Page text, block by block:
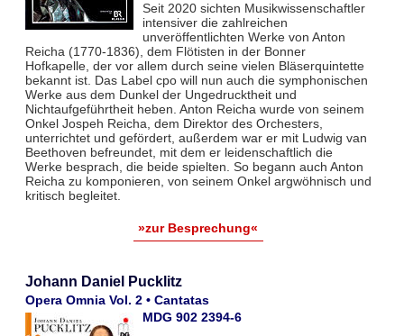
Seit 2020 sichten Musikwissenschaftler
intensiver die zahlreichen
unveröffentlichten Werke von Anton
Reicha (1770-1836), dem Flötisten in der Bonner
Hofkapelle, der vor allem durch seine vielen Bläserquintette
bekannt ist. Das Label cpo will nun auch die symphonischen
Werke aus dem Dunkel der Ungedrucktheit und
Nichtaufgeführtheit heben. Anton Reicha wurde von seinem
Onkel Jospeh Reicha, dem Direktor des Orchesters,
unterrichtet und gefördert, außerdem war er mit Ludwig van
Beethoven befreundet, mit dem er leidenschaftlich die
Werke besprach, die beide spielten. So begann auch Anton
Reicha zu komponieren, von seinem Onkel argwöhnisch und
kritisch begleitet.
»zur Besprechung«
Johann Daniel Pucklitz
Opera Omnia Vol. 2 • Cantatas
MDG 902 2394-6